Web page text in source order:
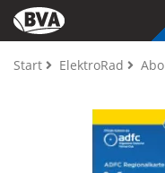
Start ElektroRad Abo